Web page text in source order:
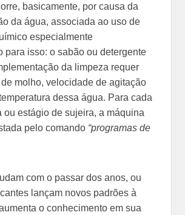
basicamente, por causa da
da água, associada ao uso de
especialmente
para isso: o sabão ou detergente
da limpeza requer
molho, velocidade de agitação
dessa água. Para cada
ou estágio de sujeira, a máquina
pelo comando “programas de
com o passar dos anos, ou
lançam novos padrões à
o conhecimento em sua